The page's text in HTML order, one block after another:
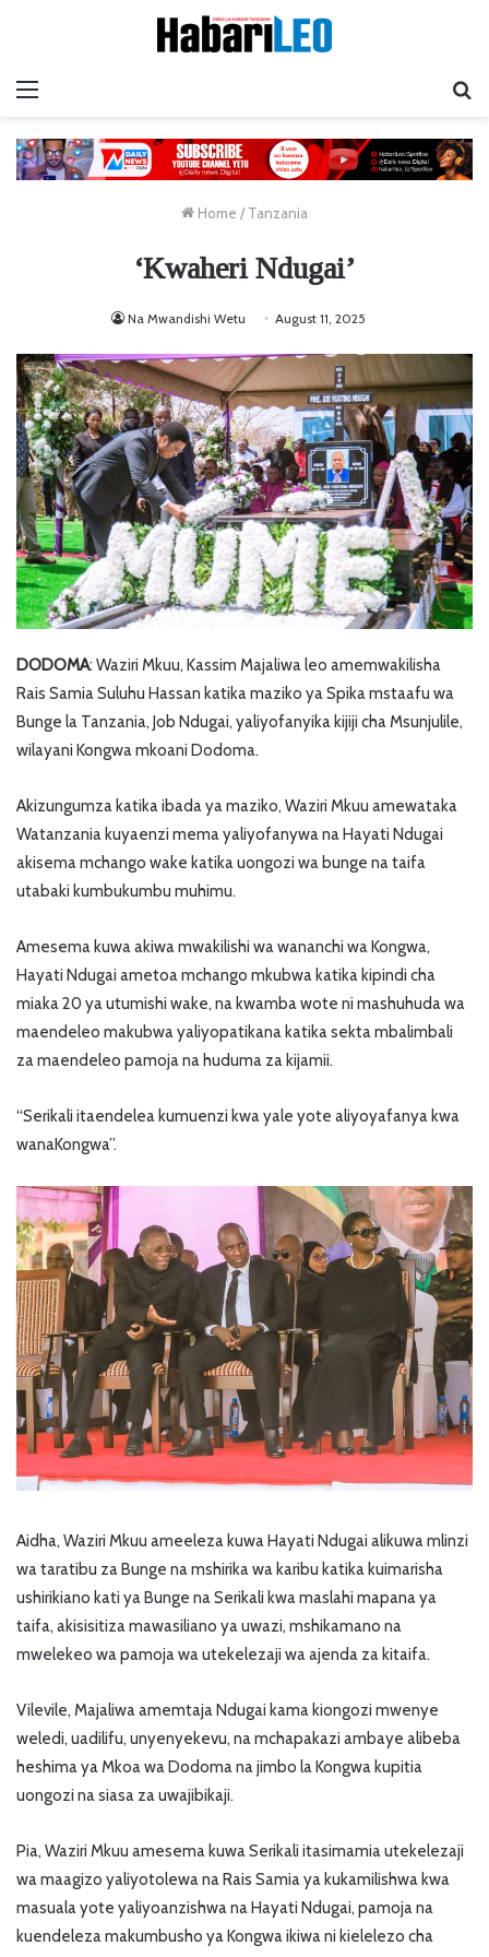
Home / Tanzania
‘Kwaheri Ndugai’
Na Mwandishi Wetu August 11, 2025
DODOMA: Waziri Mkuu, Kassim Majaliwa leo amemwakilisha
Rais Samia Suluhu Hassan katika maziko ya Spika mstaafu wa
Bunge la Tanzania, Job Ndugai, yaliyofanyika kijiji cha Msunjulile,
wilayani Kongwa mkoani Dodoma.
Akizungumza katika ibada ya maziko, Waziri Mkuu amewataka
Watanzania kuyaenzi mema yaliyofanywa na Hayati Ndugai
akisema mchango wake katika uongozi wa bunge na taifa
utabaki kumbukumbu muhimu.
Amesema kuwa akiwa mwakilishi wa wananchi wa Kongwa,
Hayati Ndugai ametoa mchango mkubwa katika kipindi cha
miaka 20 ya utumishi wake, na kwamba wote ni mashuhuda wa
maendeleo makubwa yaliyopatikana katika sekta mbalimbali
za maendeleo pamoja na huduma za kijamii.
“Serikali itaendelea kumuenzi kwa yale yote aliyoyafanya kwa
wanaKongwa”.
Aidha, Waziri Mkuu ameeleza kuwa Hayati Ndugai alikuwa mlinzi
wa taratibu za Bunge na mshirika wa karibu katika kuimarisha
ushirikiano kati ya Bunge na Serikali kwa maslahi mapana ya
taifa, akisisitiza mawasiliano ya uwazi, mshikamano na
mwelekeo wa pamoja wa utekelezaji wa ajenda za kitaifa.
Vilevile, Majaliwa amemtaja Ndugai kama kiongozi mwenye
weledi, uadilifu, unyenyekevu, na mchapakazi ambaye alibeba
heshima ya Mkoa wa Dodoma na jimbo la Kongwa kupitia
uongozi na siasa za uwajibikaji.
Pia, Waziri Mkuu amesema kuwa Serikali itasimamia utekelezaji
wa maagizo yaliyotolewa na Rais Samia ya kukamilishwa kwa
masuala yote yaliyoanzishwa na Hayati Ndugai, pamoja na
kuendeleza makumbusho ya Kongwa ikiwa ni kielelezo cha